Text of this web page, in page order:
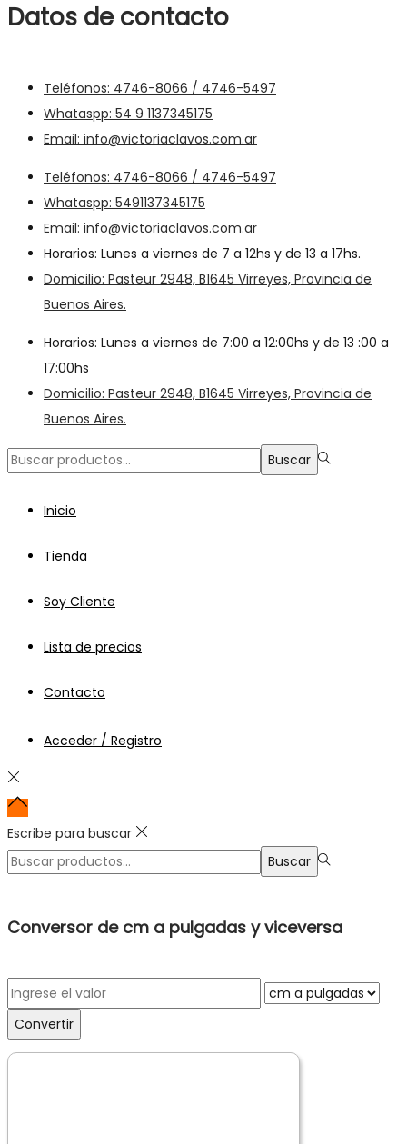
Datos de contacto
Teléfonos: 4746-8066 / 4746-5497
Whataspp: 54 9 1137345175
Email: info@victoriaclavos.com.ar
Teléfonos: 4746-8066 / 4746-5497
Whataspp: 5491137345175
Email: info@victoriaclavos.com.ar
Horarios: Lunes a viernes de 7 a 12hs y de 13 a 17hs.
Domicilio: Pasteur 2948, B1645 Virreyes, Provincia de
Buenos Aires.
Horarios: Lunes a viernes de 7:00 a 12:00hs y de 13 :00 a
17:00hs
Domicilio: Pasteur 2948, B1645 Virreyes, Provincia de
Buenos Aires.
Búsqueda
Buscar
Inicio
Tienda
Soy Cliente
Lista de precios
Contacto
Acceder / Registro
Escribe para buscar
Búsqueda
Buscar
Conversor de cm a pulgadas y viceversa
Convertir